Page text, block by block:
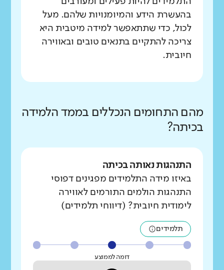
בהעשרת הידע והמיומנויות שלהם. מעל
לכול, כדי שתתאפשר למידה מיטבית היא
צריכה להתקיים בתנאים טובים ובאווירה
חיובית.
מהם התחומים הנכללים בממד הלמידה
בכיתה?
התנהגות נאותה בכיתה
באיזו מידה התלמידים מפגינים דפוסי
התנהגות הולמים התורמים לאווירה
לימודית חיובית? (דיווחי תלמידים)
תלמידים
דומה לממוצע